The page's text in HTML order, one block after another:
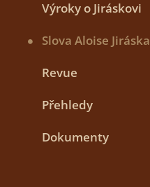
Výroky o Jiráskovi
Slova Aloise Jiráska
Revue
Přehledy
Dokumenty